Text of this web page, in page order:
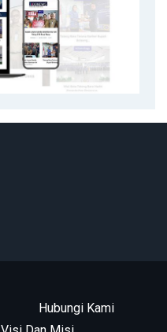
Hubungi Kami